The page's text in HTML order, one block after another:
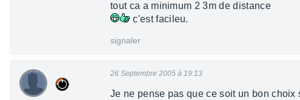
tout ca a minimum 2 3m de distance
c'est facileu.
signaler
26 Septembre 2005 à 19:13
Je ne pense pas que ce soit un bon